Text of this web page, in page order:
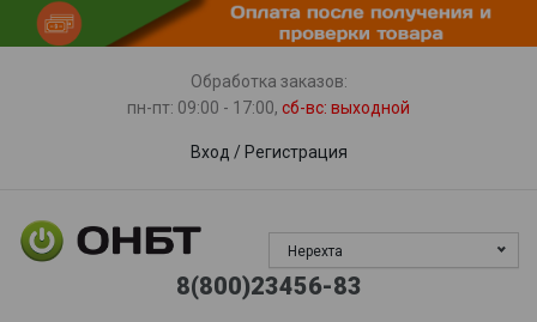
Пункты выдачи Доставка Гарантия, сервис
Обработка заказов:
пн-пт: 09:00 - 17:00, сб-вс: выходной
Вход / Регистрация
Нерехта
8(800)23456-83